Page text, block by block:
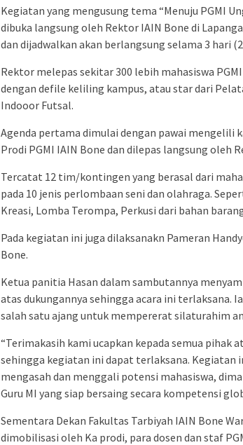
Kegiatan yang mengusung tema “Menuju PGMI
dibuka langsung oleh Rektor IAIN Bone di
dan dijadwalkan akan berlangsung selama 3 hari
Rektor melepas sekitar 300 lebih mahasiswa
dengan defile keliling kampus, atau star dari
Indooor Futsal.
Agenda pertama dimulai dengan pawai mengelili
Prodi PGMI IAIN Bone dan dilepas langsung oleh
Tercatat 12 tim/kontingen yang berasal dari
pada 10 jenis perlombaan seni dan olahraga.
Kreasi, Lomba Terompa, Perkusi dari bahan
Pada kegiatan ini juga dilaksanakn Pameran
Bone.
Ketua panitia Hasan dalam sambutannya
atas dukungannya sehingga acara ini terlaksana.
salah satu ajang untuk mempererat silaturahim
“Terimakasih kami ucapkan kepada semua pihak
sehingga kegiatan ini dapat terlaksana. Kegiatan
mengasah dan menggali potensi mahasiswa,
Guru MI yang siap bersaing secara kompetensi
Sementara Dekan Fakultas Tarbiyah IAIN Bone
dimobilisasi oleh Ka prodi, para dosen dan staf